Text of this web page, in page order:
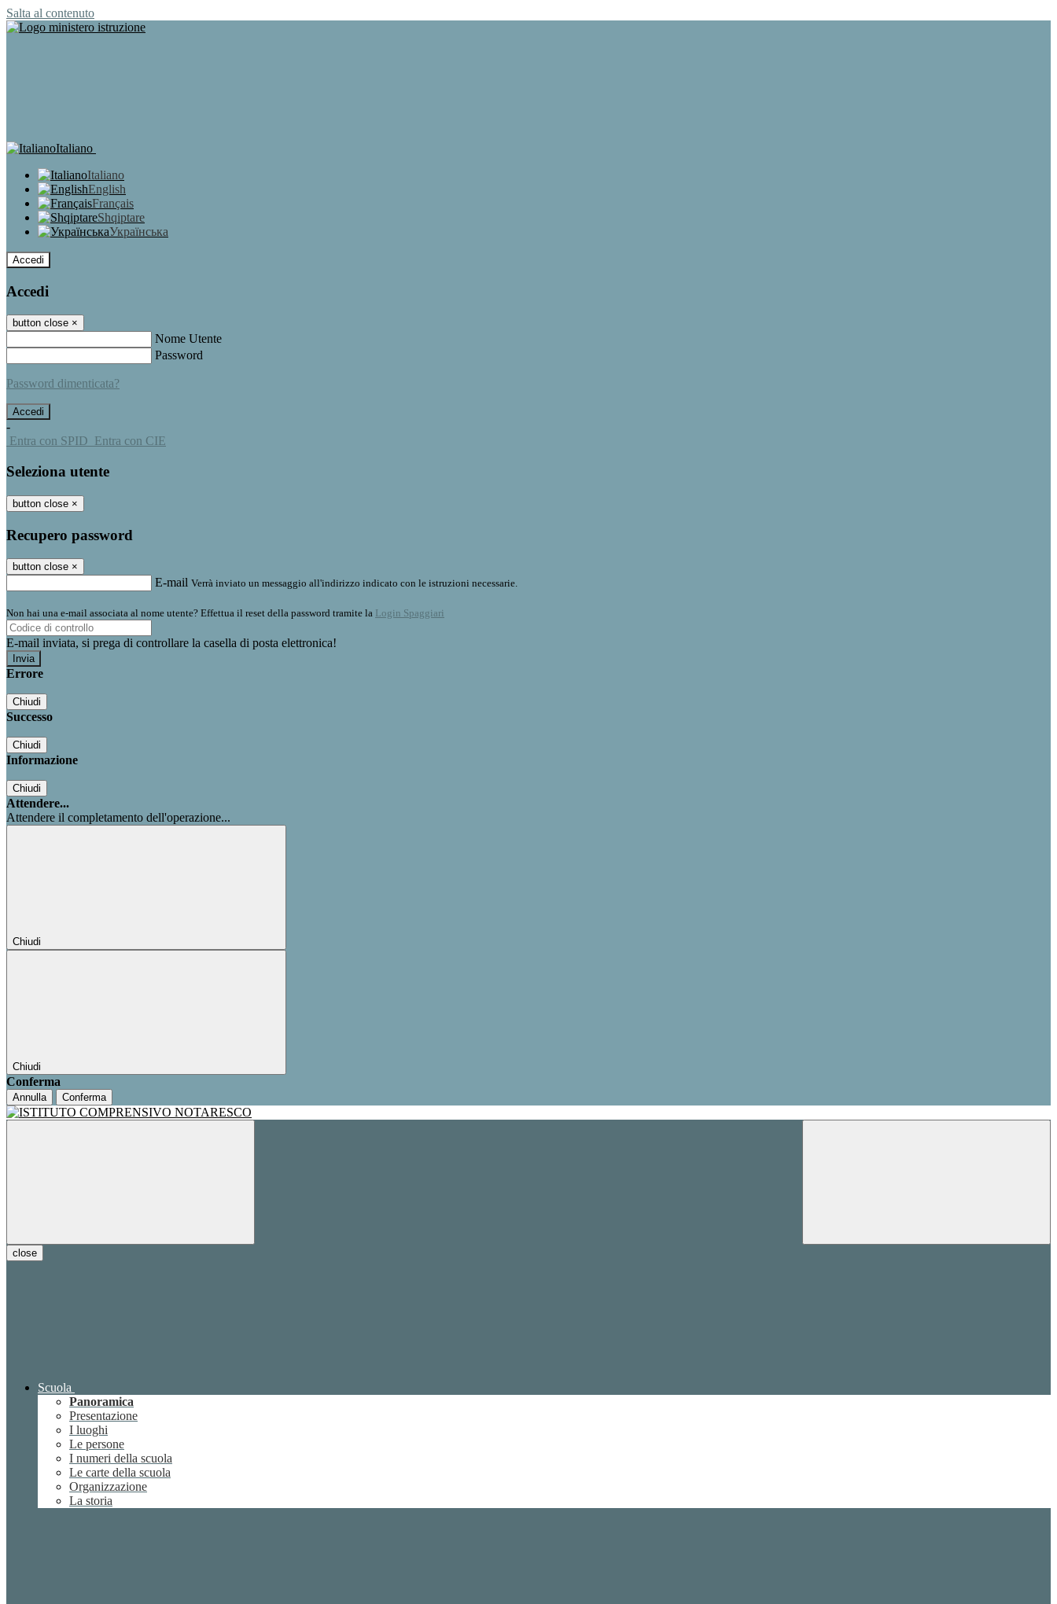
Salta al contenuto
Italiano
Italiano
English
Français
Shqiptare
Українська
Accedi
Accedi
button close ×
Nome Utente
Password
Password dimenticata?
-
Entra con SPID Entra con CIE
Seleziona utente
button close ×
Recupero password
button close ×
E-mail Verrà inviato un messaggio all'indirizzo indicato con le istruzioni necessarie.
Non hai una e-mail associata al nome utente? Effettua il reset della password tramite la Login Spaggiari
E-mail inviata, si prega di controllare la casella di posta elettronica!
Errore
Chiudi
Successo
Chiudi
Informazione
Chiudi
Attendere...
Attendere il completamento dell'operazione...
Chiudi
Chiudi
Conferma
Annulla Conferma
close
Scuola
Panoramica
Presentazione
I luoghi
Le persone
I numeri della scuola
Le carte della scuola
Organizzazione
La storia